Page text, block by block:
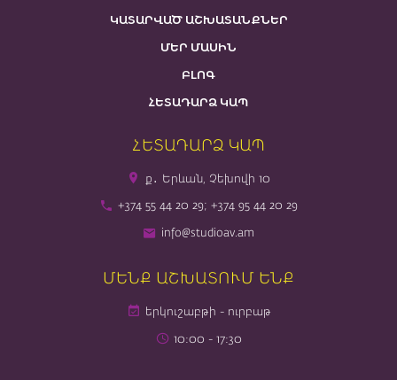
ԿԱՏԱՐՎԱԾ ԱՇԽԱՏԱՆՔՆԵՐ
ՄԵՐ ՄԱՍԻՆ
ԲԼՈԳ
ՀԵՏԱԴԱՐՁ ԿԱՊ
ՀԵՏԱԴԱՐՁ ԿԱՊ
ք․ Երևան, Չեխովի 10
+374 55 44 20 29; +374 95 44 20 29
info@studioav.am
ՄԵՆՔ ԱՇԽԱՏՈՒՄ ԵՆՔ
երկուշաբթի - ուրբաթ
10։00 - 17։30